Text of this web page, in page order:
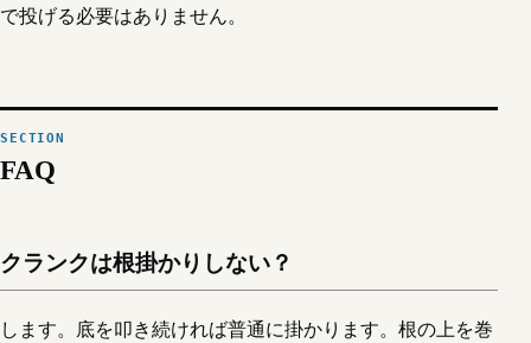
で投げる必要はありません。
FAQ
クランクは根掛かりしない？
します。底を叩き続ければ普通に掛かります。根の上を巻